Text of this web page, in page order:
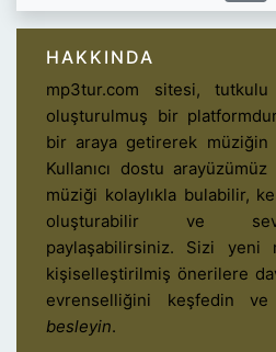
HAKKINDA
mp3tur.com sitesi,
oluşturulmuş bir
bir araya getirerek müziğin
Kullanıcı dostu
müziği kolaylıkla bulabilir,
oluşturabilir ve
paylaşabilirsiniz. Sizi yeni
kişiselleştirilmiş önerilere
evrenselliğini keşfedin ve
besleyin.